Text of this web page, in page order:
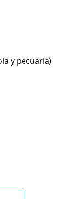
y pecuaria)